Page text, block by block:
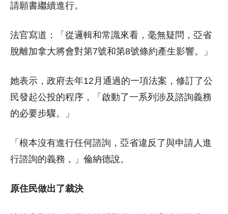
請願書繼續進行。
法官寫道：「從邏輯和常識來看，毫無疑問，亞省
脫離加拿大將會對第7號和第8號條約產生影響。」
她表示，政府去年12月通過的一項法案，修訂了公
民發起公投的程序，「啟動了一系列涉及諮詢義務
的必要步驟。」
「根本沒有進行任何諮詢，亞省違反了與申請人進
行諮詢的義務，」倫納德說。
原住民做出了裁決